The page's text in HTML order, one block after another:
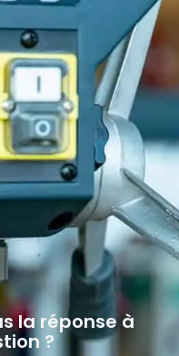
la réponse à
?